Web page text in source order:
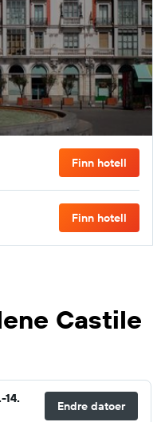
Finn hotell
Finn hotell
Castile
14.
Endre datoer